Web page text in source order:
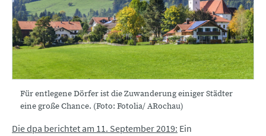
Für entlegene Dörfer ist die Zuwanderung einiger Städter
eine große Chance. (Foto: Fotolia/ ARochau)
Die dpa berichtet am 11. September 2019: Ein